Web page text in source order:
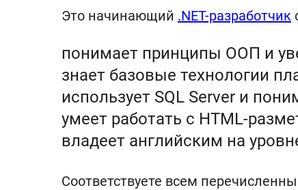
Это начинающий .NET-разработчик
понимает принципы ООП и
знает базовые технологии
использует SQL Server и
умеет работать с HTML-
владеет английским на
Соответствуете всем